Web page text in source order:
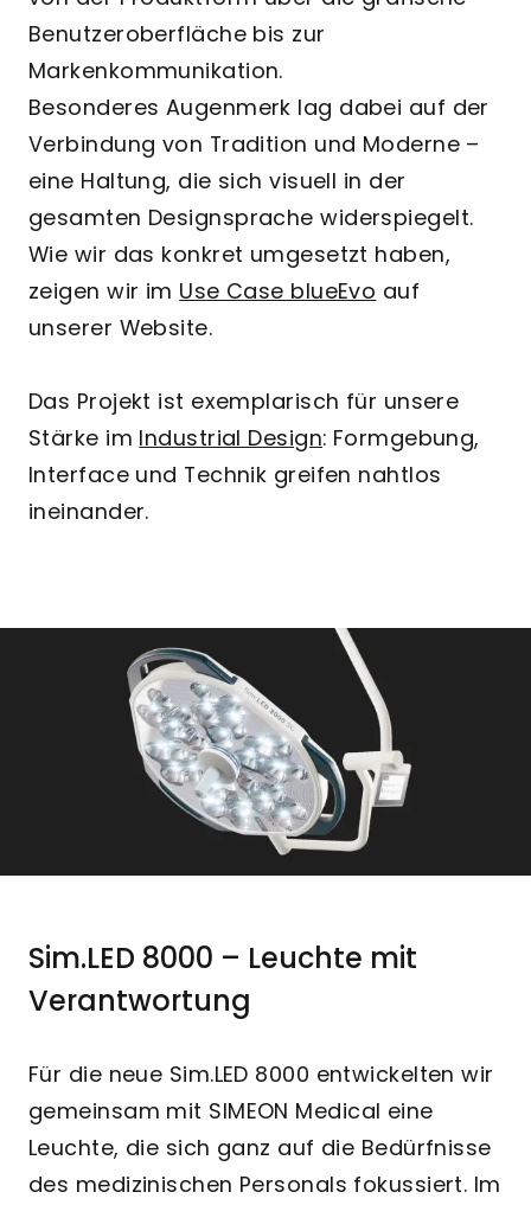
Benutzeroberfläche bis zur
Markenkommunikation.
Besonderes Augenmerk lag dabei auf der
Verbindung von Tradition und Moderne –
eine Haltung, die sich visuell in der
gesamten Designsprache widerspiegelt.
Wie wir das konkret umgesetzt haben,
zeigen wir im Use Case blueEvo auf
unserer Website.
Das Projekt ist exemplarisch für unsere
Stärke im Industrial Design: Formgebung,
Interface und Technik greifen nahtlos
ineinander.
Sim.LED 8000 – Leuchte mit
Verantwortung
Für die neue Sim.LED 8000 entwickelten wir
gemeinsam mit SIMEON Medical eine
Leuchte, die sich ganz auf die Bedürfnisse
des medizinischen Personals fokussiert. Im